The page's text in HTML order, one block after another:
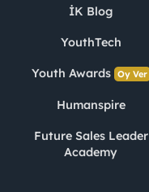
İK Blog
YouthTech
Youth Awards Oy Ver
Humanspire
Future Sales Leader
Academy